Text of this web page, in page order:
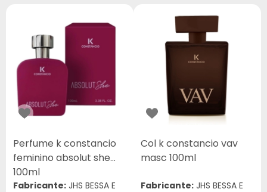
Perfume k constancio
feminino absolut she
100ml
Fabricante: JHS BESSA E
Col k constancio vav
masc 100ml
Fabricante: JHS BESSA E